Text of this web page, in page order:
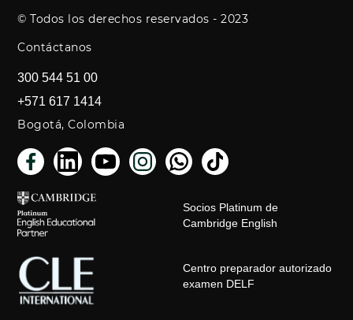
© Todos los derechos reservados - 2023
Contáctanos
300 544 51 00
+571 617 1414
Bogotá, Colombia
Socios Platinum de
Cambridge English
Centro preparador autorizado
examen DELF